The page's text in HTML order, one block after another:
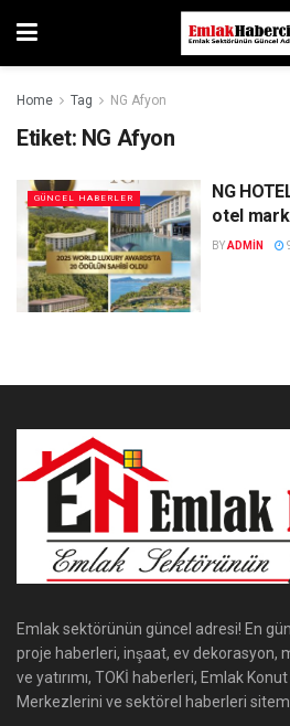
Home Tag NG Afyon
Etiket: NG Afyon
GÜNCEL HABERLER
NG
otel
BYADMIN
Emlak sektörünün güncel adresi! En
proje haberleri, inşaat, ev dekorasyon,
ve yatırımı, TOKİ haberleri, Emlak
Merkezlerini ve sektörel haberleri